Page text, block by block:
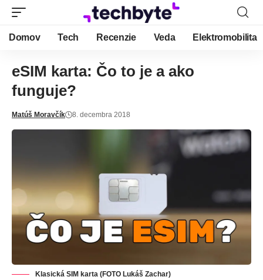
Domov Tech Recenzie Veda Elektromobilita
eSIM karta: Čo to je a ako
funguje?
Matúš Moravčík 8. decembra 2018
Klasická SIM karta (FOTO Lukáš Zachar)